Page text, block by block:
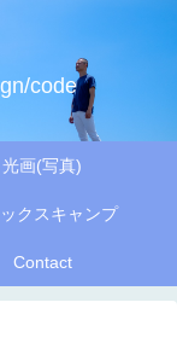
code
光画(写真)
クスキャンプ
Contact